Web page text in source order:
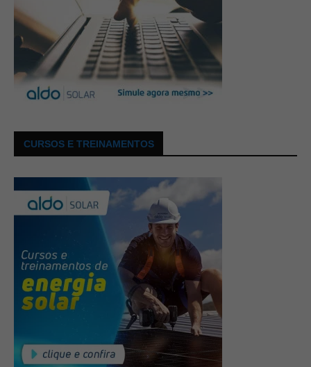
CURSOS E TREINAMENTOS